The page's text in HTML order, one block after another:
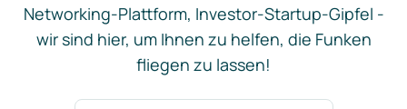
Networking-Plattform, Investor-Startup-Gipfel -
wir sind hier, um Ihnen zu helfen, die Funken
fliegen zu lassen!